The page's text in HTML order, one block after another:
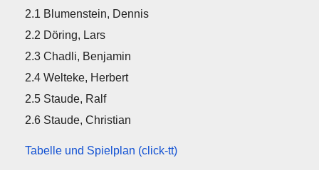
2.1 Blumenstein, Dennis
2.2 Döring, Lars
2.3 Chadli, Benjamin
2.4 Welteke, Herbert
2.5 Staude, Ralf
2.6 Staude, Christian
Tabelle und Spielplan (click-tt)